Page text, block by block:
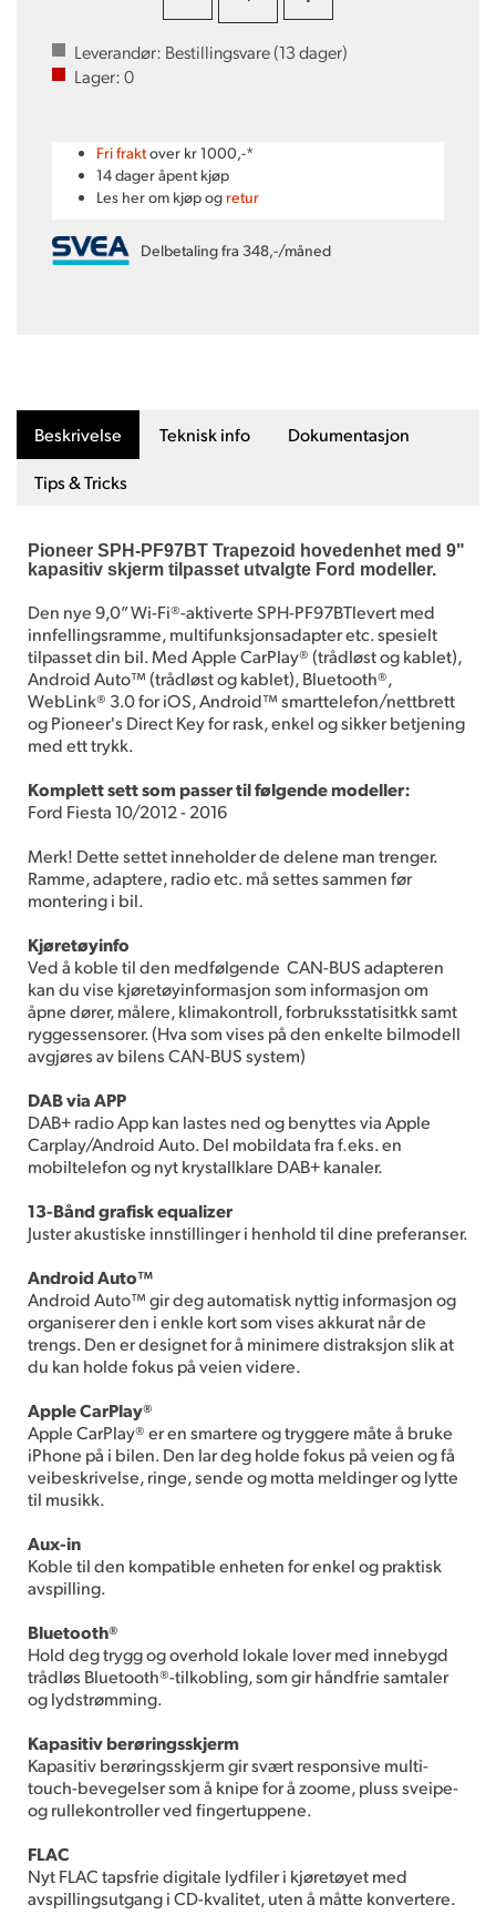
Leverandør: Bestillingsvare (13dager)
Lager:0
Fri fraktover kr 1000,-*
14 dager åpent kjøp
Les her om kjøp og retur
Delbetaling fra 348,-/måned
Beskrivelse Teknisk info Dokumentasjon
Tips & Tricks
Pioneer SPH-PF97BT Trapezoid hovedenhet med 9"
kapasitiv skjerm tilpasset utvalgte Ford modeller.
Den nye 9,0” Wi-Fi®-aktiverte SPH-PF97BTlevert med
innfellingsramme, multifunksjonsadapter etc. spesielt
tilpasset din bil. Med Apple CarPlay® (trådløst og kablet),
Android Auto™ (trådløst og kablet), Bluetooth®,
WebLink® 3.0 for iOS, Android™ smarttelefon/nettbrett
og Pioneer's Direct Key for rask, enkel og sikker betjening
med ett trykk.
Komplett sett som passer til følgende modeller:
Ford Fiesta 10/2012 - 2016
Merk! Dette settet inneholder de delene man trenger.
Ramme, adaptere, radio etc. må settes sammen før
montering i bil.
Kjøretøyinfo
Ved å koble til den medfølgende CAN-BUS adapteren
kan du vise kjøretøyinformasjon som informasjon om
åpne dører, målere, klimakontroll, forbruksstatisitkk samt
ryggessensorer. (Hva som vises på den enkelte bilmodell
avgjøres av bilens CAN-BUS system)
DAB via APP
DAB+ radio App kan lastes ned og benyttes via Apple
Carplay/Android Auto. Del mobildata fra f.eks. en
mobiltelefon og nyt krystallklare DAB+ kanaler.
13-Bånd grafisk equalizer
Juster akustiske innstillinger i henhold til dine preferanser.
Android Auto™
Android Auto™ gir deg automatisk nyttig informasjon og
organiserer den i enkle kort som vises akkurat når de
trengs. Den er designet for å minimere distraksjon slik at
du kan holde fokus på veien videre.
Apple CarPlay®
Apple CarPlay® er en smartere og tryggere måte å bruke
iPhone på i bilen. Den lar deg holde fokus på veien og få
veibeskrivelse, ringe, sende og motta meldinger og lytte
til musikk.
Aux-in
Koble til den kompatible enheten for enkel og praktisk
avspilling.
Bluetooth®
Hold deg trygg og overhold lokale lover med innebygd
trådløs Bluetooth®-tilkobling, som gir håndfrie samtaler
og lydstrømming.
Kapasitiv berøringsskjerm
Kapasitiv berøringsskjerm gir svært responsive multi-
touch-bevegelser som å knipe for å zoome, pluss sveipe-
og rullekontroller ved fingertuppene.
FLAC
Nyt FLAC tapsfrie digitale lydfiler i kjøretøyet med
avspillingsutgang i CD-kvalitet, uten å måtte konvertere.